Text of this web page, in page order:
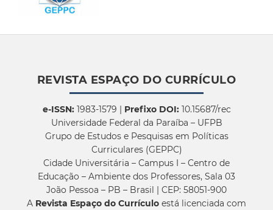
REVISTA ESPAÇO DO CURRÍCULO
e-ISSN:1983-1579 | Prefixo DOI:10.15687/rec
Universidade Federal da Paraíba – UFPB
Grupo de Estudos e Pesquisas em Políticas
Curriculares (GEPPC)
Cidade Universitária – Campus I – Centro de
Educação – Ambiente dos Professores, Sala 03
João Pessoa – PB – Brasil | CEP: 58051-900
A Revista Espaço do Currículo está licenciada com